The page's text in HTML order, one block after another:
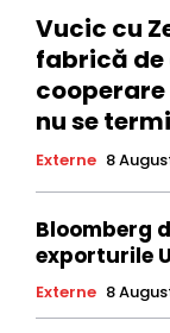
Vucic cu
fabrică de
nu se
Externe 8
Bloomberg
exporturile
Externe 8